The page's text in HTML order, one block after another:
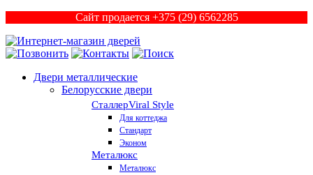
Сайт продается +375 (29) 6562285
Двери металлические
Белорусские двери
СталлерViral Style
Для коттеджа
Стандарт
Эконом
Металюкс
Металюкс